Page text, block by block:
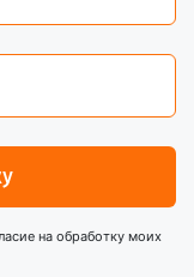
на обработку моих